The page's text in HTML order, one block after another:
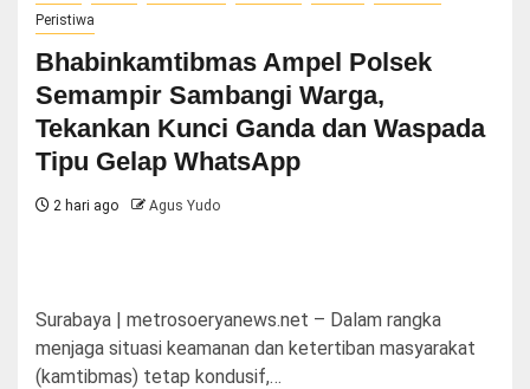
Peristiwa
Bhabinkamtibmas Ampel Polsek
Semampir Sambangi Warga,
Tekankan Kunci Ganda dan Waspada
Tipu Gelap WhatsApp
2 hari ago Agus Yudo
Surabaya | metrosoeryanews.net – Dalam rangka
menjaga situasi keamanan dan ketertiban masyarakat
(kamtibmas) tetap kondusif,…